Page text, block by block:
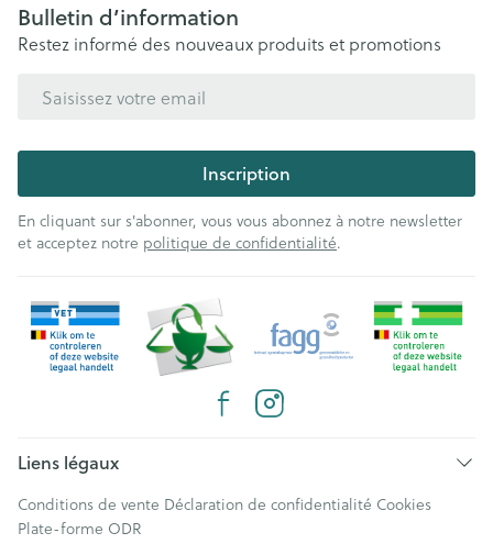
Bulletin d’information
Restez informé des nouveaux produits et promotions
Inscription
En cliquant sur s'abonner, vous vous abonnez à notre newsletter
et acceptez notre politique de confidentialité.
Liens légaux
Conditions de vente Déclaration de confidentialité Cookies
Plate-forme ODR